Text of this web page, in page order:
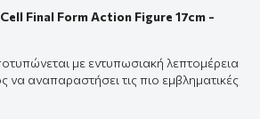
Final Form Action Figure 17cm -
με εντυπωσιακή λεπτομέρεια
να αναπαραστήσει τις πιο εμβληματικές